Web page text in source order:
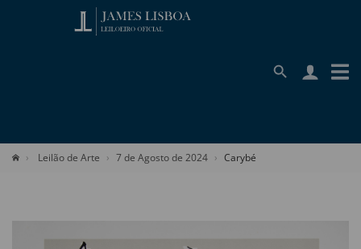
Leilão de Arte 7 de Agosto de 2024 Carybé